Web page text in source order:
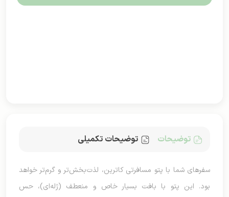
توضیحات توضیحات تکمیلی
سفرهای شما با پتو مسافرتی کاترین، لذت‌بخش‌تر و گرم‌تر خواهد
بود. این پتو با بافت بسیار خاص و منعطف (ژله‌ای)، حس